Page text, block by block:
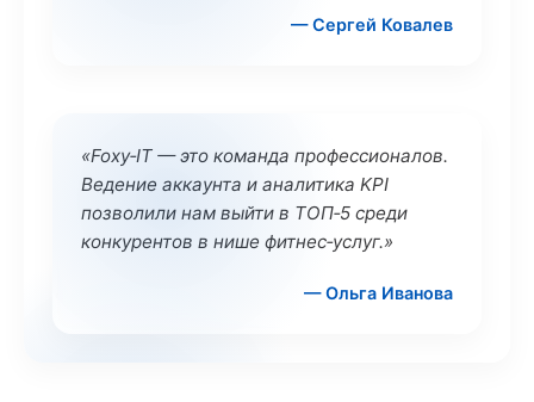
— Сергей Ковалев
«Foxy‑IT — это команда профессионалов.
Ведение аккаунта и аналитика KPI
позволили нам выйти в ТОП‑5 среди
конкурентов в нише фитнес‑услуг.»
— Ольга Иванова